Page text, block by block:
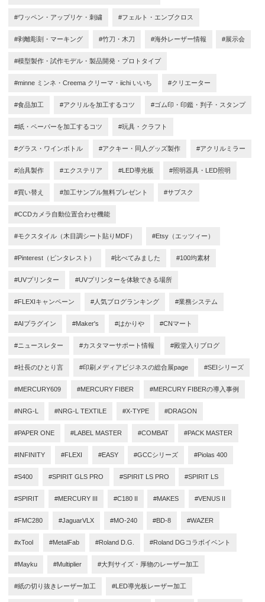
#ワッペン・アップリケ・刺繍 #フェルト・エンブクロス
#剥離彫刻・マーキング #竹刀・木刀 #海外レーザー情報 #展示会
#模型製作・試作モデル・製品開発・プロトタイプ
#minne ミンネ・Creema クリーマ・iichi いいち #クリエーター
#食品加工 #アクリルを加工するコツ #ゴム印・印鑑・判子・スタンプ
#紙・ペーパーを加工するコツ #玩具・クラフト
#グラス・ワインボトル #アクキー・同人グッズ製作 #アクリルミラー
#治具製作 #エクステリア #LED導光板 #照明器具・LED照明
#買い替え #加工サンプル無料プレゼント #サブスク
#CCDカメラ自動位置合わせ機能
#モクスタイル（木目調シート貼りMDF） #Etsy（エッツィー）
#Pinterest（ピンタレスト） #比べてみました #100均素材
#UVプリンター #UVプリンターを体験できる場所
#FLEXIキャンペーン #人気ブログランキング #業務システム
#AIプラグイン #Maker's #はかりや #CNマート
#ニュースレター #カスタマーサポート情報 #殿堂入りブログ
#社長のひとり言 #印刷メディアビジネスの総合展page #SEIシリーズ
#MERCURY609 #MERCURY FIBER #MERCURY FIBERの導入事例
#NRG-L #NRG-L TEXTILE #X-TYPE #DRAGON
#PAPER ONE #LABEL MASTER #COMBAT #PACK MASTER
#INFINITY #FLEXI #EASY #GCCシリーズ #Piolas 400
#S400 #SPIRIT GLS PRO #SPIRIT LS PRO #SPIRIT LS
#SPIRIT #MERCURY III #C180 II #MAKES #VENUS II
#FMC280 #JaguarVLX #MO-240 #BD-8 #WAZER
#xTool #MetalFab #Roland D.G. #Roland DGコラボイベント
#Mayku #Multiplier #大判サイズ・厚物のレーザー加工
#紙の切り抜きレーザー加工 #LED導光板レーザー加工